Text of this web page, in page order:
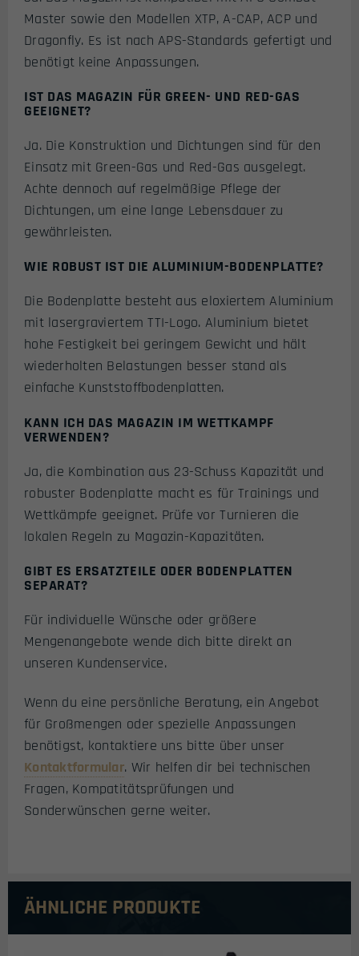
Master sowie den Modellen XTP, A-CAP, ACP und
Dragonfly. Es ist nach APS-Standards gefertigt und
benötigt keine Anpassungen.
IST DAS MAGAZIN FÜR GREEN- UND RED-GAS
GEEIGNET?
Ja. Die Konstruktion und Dichtungen sind für den
Einsatz mit Green-Gas und Red-Gas ausgelegt.
Achte dennoch auf regelmäßige Pflege der
Dichtungen, um eine lange Lebensdauer zu
gewährleisten.
WIE ROBUST IST DIE ALUMINIUM-BODENPLATTE?
Die Bodenplatte besteht aus eloxiertem Aluminium
mit lasergraviertem TTI-Logo. Aluminium bietet
hohe Festigkeit bei geringem Gewicht und hält
wiederholten Belastungen besser stand als
einfache Kunststoffbodenplatten.
KANN ICH DAS MAGAZIN IM WETTKAMPF
VERWENDEN?
Ja, die Kombination aus 23-Schuss Kapazität und
robuster Bodenplatte macht es für Trainings und
Wettkämpfe geeignet. Prüfe vor Turnieren die
lokalen Regeln zu Magazin-Kapazitäten.
GIBT ES ERSATZTEILE ODER BODENPLATTEN
SEPARAT?
Für individuelle Wünsche oder größere
Mengenangebote wende dich bitte direkt an
unseren Kundenservice.
Wenn du eine persönliche Beratung, ein Angebot
für Großmengen oder spezielle Anpassungen
benötigst, kontaktiere uns bitte über unser
Kontaktformular. Wir helfen dir bei technischen
Fragen, Kompatitätsprüfungen und
Sonderwünschen gerne weiter.
ÄHNLICHE PRODUKTE